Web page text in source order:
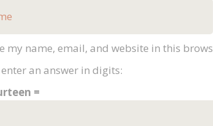
my name, email, and website in this
enter an answer in digits:
=